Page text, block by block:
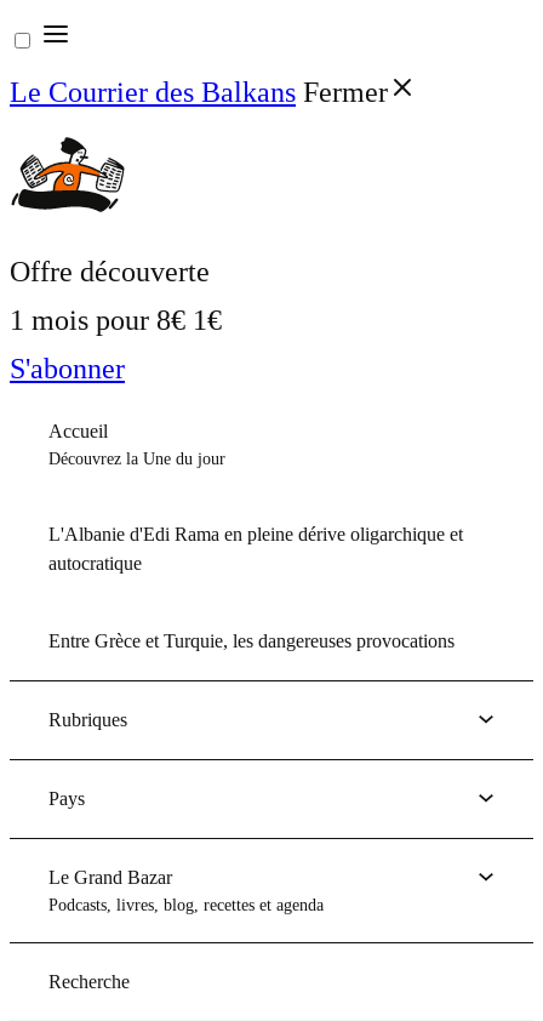
Aller
au
contenu
Le Courrier des Balkans Fermer
Offre découverte
1 mois pour 8€ 1€
S'abonner
Accueil
Découvrez la Une du jour
L'Albanie d'Edi Rama en pleine dérive oligarchique et
autocratique
Entre Grèce et Turquie, les dangereuses provocations
Rubriques
Pays
Le Grand Bazar
Podcasts, livres, blog, recettes et agenda
Recherche